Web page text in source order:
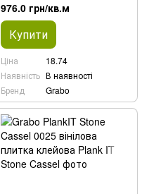
976.0 грн/кв.м
Купити
Ціна
18.74
Наявність В наявності
Бренд
Grabo